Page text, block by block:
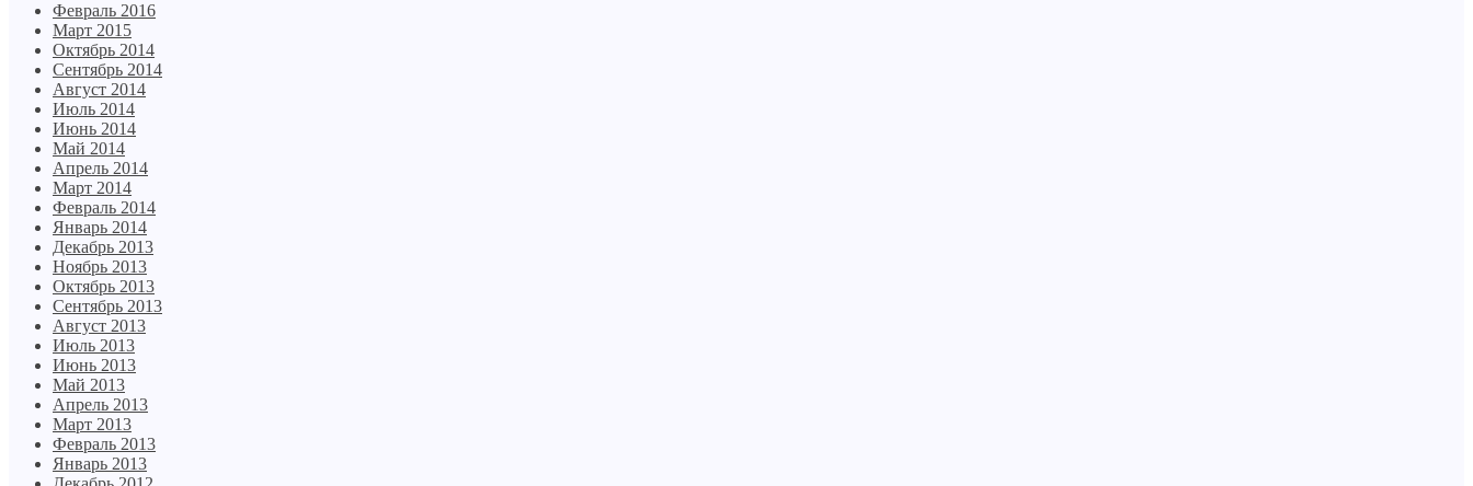
Февраль 2016
Март 2015
Октябрь 2014
Сентябрь 2014
Август 2014
Июль 2014
Июнь 2014
Май 2014
Апрель 2014
Март 2014
Февраль 2014
Январь 2014
Декабрь 2013
Ноябрь 2013
Октябрь 2013
Сентябрь 2013
Август 2013
Июль 2013
Июнь 2013
Май 2013
Апрель 2013
Март 2013
Февраль 2013
Январь 2013